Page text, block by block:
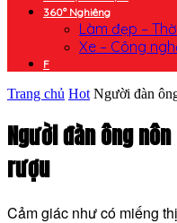
360° Nghiêng
Làm đẹp –
Xe – Công
F
Trang chủ Hot Người đàn
Người đàn ông
rượu
Cảm giác như có miếng